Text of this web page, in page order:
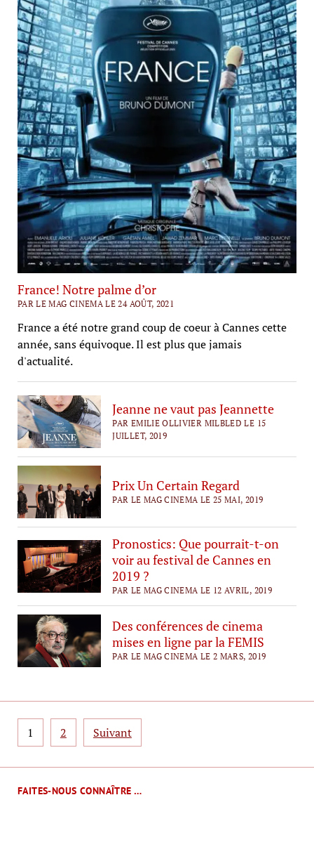
FAITES-NOUS CONNAÎTRE …
France! Notre palme d’or
PAR LE MAG CINEMA LE 24 AOÛT, 2021
France a été notre grand coup de coeur à Cannes cette
année, sans équivoque. Il est plus que jamais
d'actualité.
Jeanne ne vaut pas Jeannette
PAR EMILIE OLLIVIER MILBLED LE 15
JUILLET, 2019
Prix Un Certain Regard
PAR LE MAG CINEMA LE 25 MAI, 2019
Pronostics: Que pourrait-t-on
voir au festival de Cannes en
2019 ?
PAR LE MAG CINEMA LE 12 AVRIL, 2019
Des conférences de cinema
mises en ligne par la FEMIS
PAR LE MAG CINEMA LE 2 MARS, 2019
Pagination
des
1 2 Suivant